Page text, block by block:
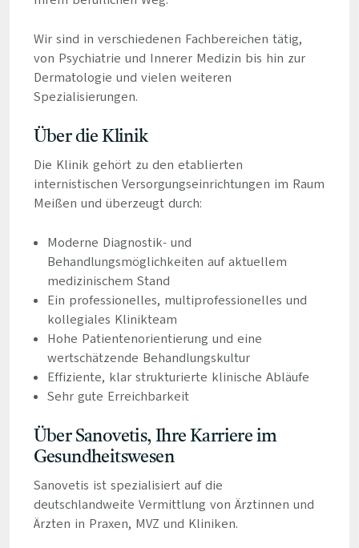
Wir sind in verschiedenen Fachbereichen tätig,
von Psychiatrie und Innerer Medizin bis hin zur
Dermatologie und vielen weiteren
Spezialisierungen.
Über die Klinik
Die Klinik gehört zu den etablierten
internistischen Versorgungseinrichtungen im Raum
Meißen und überzeugt durch:
Moderne Diagnostik- und
Behandlungsmöglichkeiten auf aktuellem
medizinischem Stand
Ein professionelles, multiprofessionelles und
kollegiales Klinikteam
Hohe Patientenorientierung und eine
wertschätzende Behandlungskultur
Effiziente, klar strukturierte klinische Abläufe
Sehr gute Erreichbarkeit
Über Sanovetis, Ihre Karriere im
Gesundheitswesen
Sanovetis ist spezialisiert auf die
deutschlandweite Vermittlung von Ärztinnen und
Ärzten in Praxen, MVZ und Kliniken.